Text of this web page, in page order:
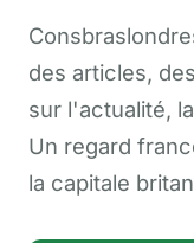
des articles,
sur l'actualité,
Un regard
la capitale